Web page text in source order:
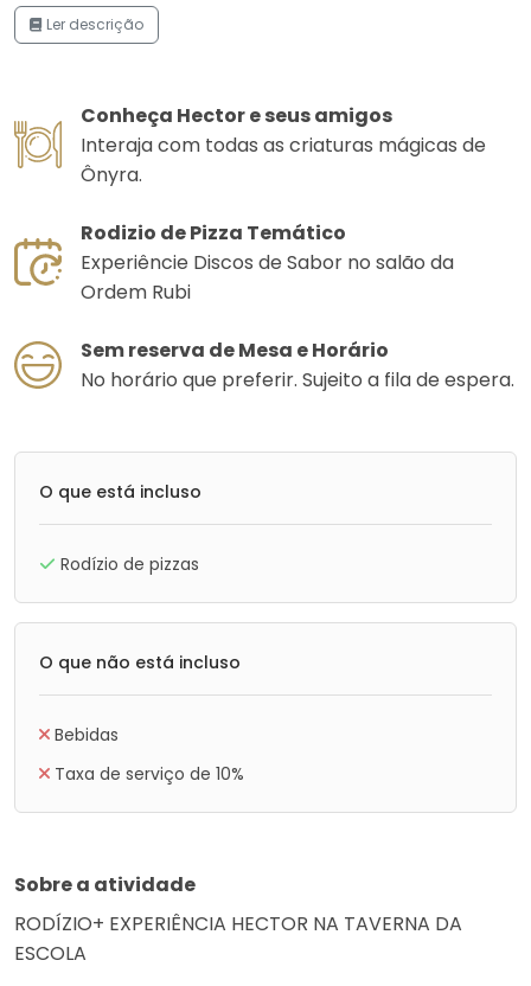
Ler descrição
Conheça Hector e seus amigos
Interaja com todas as criaturas mágicas de
Ônyra.
Rodizio de Pizza Temático
Experiêncie Discos de Sabor no salão da
Ordem Rubi
Sem reserva de Mesa e Horário
No horário que preferir. Sujeito a fila de espera.
O que está incluso
Rodízio de pizzas
O que não está incluso
Bebidas
Taxa de serviço de 10%
Sobre a atividade
RODÍZIO+ EXPERIÊNCIA HECTOR NA TAVERNA DA
ESCOLA